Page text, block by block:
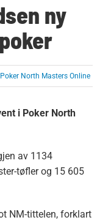
ny
Poker North Masters Online
i Poker North
av 1134
tøfler og 15 605
NM-tittelen, forklart